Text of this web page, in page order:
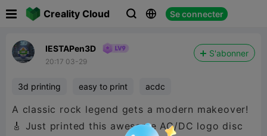
Creality Cloud   Se connecter
IESTAPen3D
20:17 03-29
S'abonner
3d printing easy to print acdc
A classic rock legend gets a modern makeover!
🎸 Just printed this awesome AC/DC logo disc